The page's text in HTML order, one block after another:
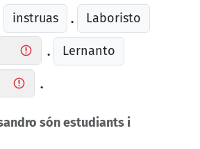
instruas . Laboristo
. Lernanto
.
són estudiants i